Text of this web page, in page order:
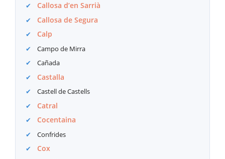
Callosa d’en Sarrià
Callosa de Segura
Calp
Campo de Mirra
Cañada
Castalla
Castell de Castells
Catral
Cocentaina
Confrides
Cox